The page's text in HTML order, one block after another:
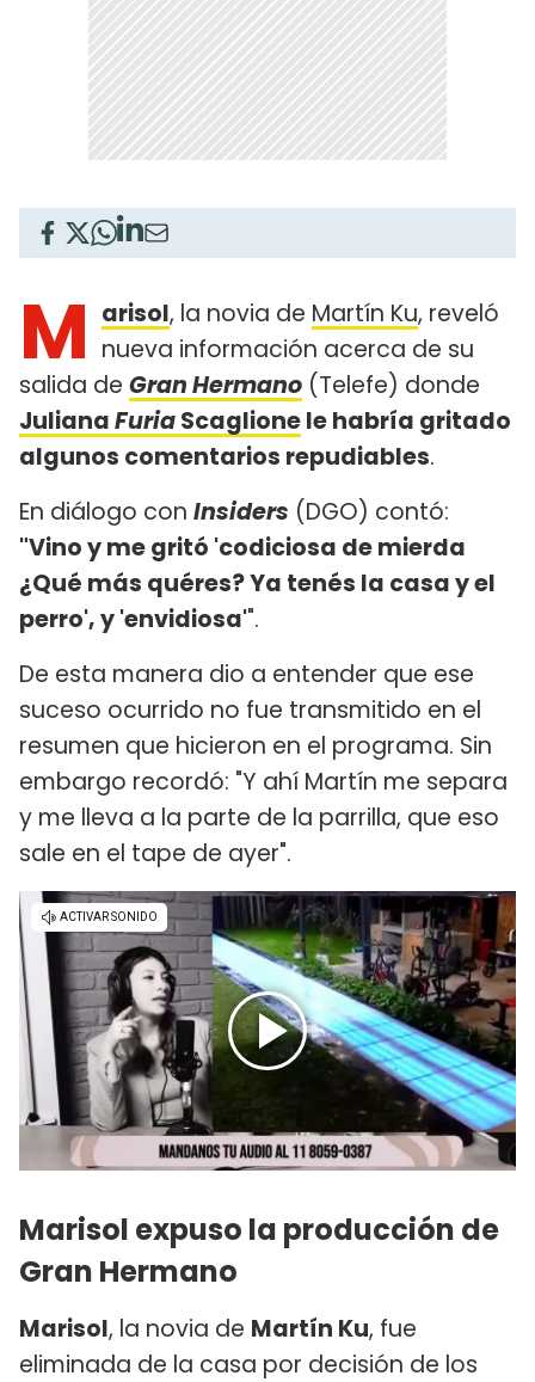
M arisol, la novia de Martín Ku, reveló
nueva información acerca de su
salida de Gran Hermano (Telefe) donde
JulianaFuriaScaglionele habría gritado
algunos comentarios repudiables.
En diálogo con Insiders (DGO) contó:
"Vino y me gritó 'codiciosa de mierda
¿Qué más quéres? Ya tenés la casa y el
perro', y 'envidiosa'".
De esta manera dio a entender que ese
suceso ocurrido no fue transmitido en el
resumen que hicieron en el programa. Sin
embargo recordó: "Y ahí Martín me separa
y me lleva a la parte de la parrilla, que eso
sale en el tape de ayer".
Marisol expuso la producción de
Gran Hermano
Marisol, la novia de Martín Ku, fue
eliminada de la casa por decisión de los